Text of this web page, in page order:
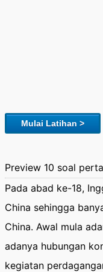
Mulai Latihan >
Preview 10 soal
Pada abad ke-18,
China sehingga
China. Awal mula
adanya hubungan
kegiatan